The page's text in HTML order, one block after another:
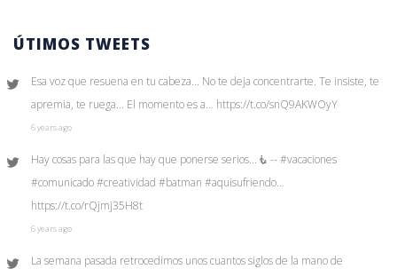
ÚTIMOS TWEETS
Esa voz que resuena en tu cabeza... No te deja concentrarte. Te insiste, te
apremia, te ruega... El momento es a… https://t.co/snQ9AKWOyY
6 years ago
Hay cosas para las que hay que ponerse serios...🧜 -- #vacaciones
#comunicado #creatividad #batman #aquisufriendo…
https://t.co/rQjmj35H8t
6 years ago
La semana pasada retrocedimos unos cuantos siglos de la mano de